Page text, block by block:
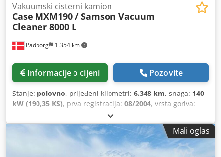
Padborg 1.354 km
Vakuumski cisterni kamion
Case MXM190 / Samson Vacuum
Cleaner 8000 L
Informacije o cijeni Pozovite
Stanje: polovno, prijeđeni kilometri: 6.348 km, snaga: 140
kW (190,35 KS), prva registracija: 08/2004, vrsta goriva:
2004,
Mali oglas